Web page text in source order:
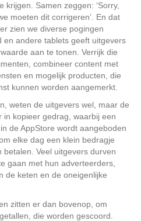
Samen zeggen: ‘Sorry,
moeten dit corrigeren’. En dat
zien we diverse pogingen
en andere tablets geeft uitgevers
aan te tonen. Verrijk die
combineer content met
en mogelijk producten, die
kunnen worden aangemerkt.
weten de uitgevers wel, maar de
in kopieer gedrag, waarbij een
de AppStore wordt aangeboden
elke dag een klein bedragje
Veel uitgevers durven
gaan met hun adverteerders,
de keten en de oneigenlijke
zitten er dan bovenop, om
die worden gescoord.